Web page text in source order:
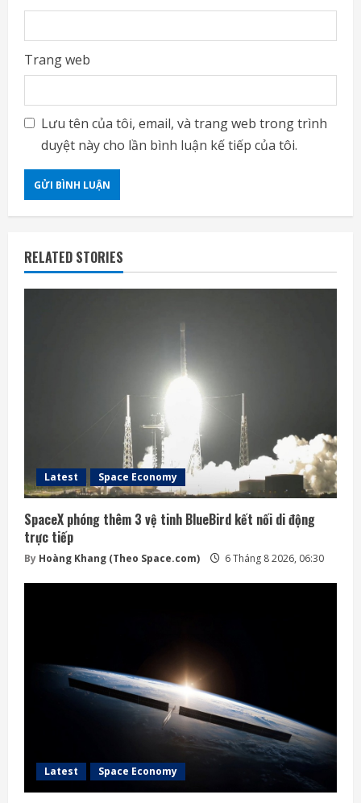
Trang web
Lưu tên của tôi, email, và trang web trong trình
duyệt này cho lần bình luận kế tiếp của tôi.
RELATED STORIES
Latest Space Economy
SpaceX phóng thêm 3 vệ tinh BlueBird kết nối di động
trực tiếp
By Hoàng Khang (Theo Space.com) 6 Tháng 8 2026, 06:30
Latest Space Economy